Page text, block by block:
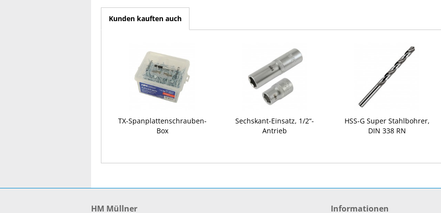
Kunden kauften auch
TX-Spanplattenschrauben-
Box
Sechskant-Einsatz, 1/2“-
Antrieb
HSS-G Super Stahlbohrer,
DIN 338 RN
HM Müllner Informationen